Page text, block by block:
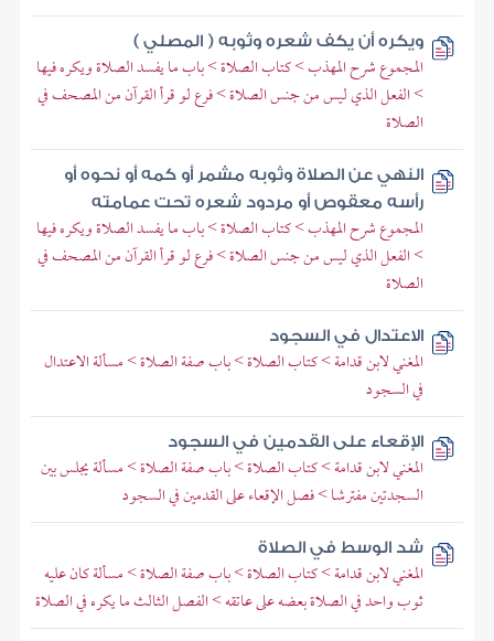
ويكره أن يكف شعره وثوبه ( المصلي )
المجموع شرح المهذب > كتاب الصلاة > باب ما يفسد الصلاة ويكره فيها
> الفعل الذي ليس من جنس الصلاة > فرع لو قرأ القرآن من المصحف في
الصلاة
النهي عن الصلاة وثوبه مشمر أو كمه أو نحوه أو
رأسه معقوص أو مردود شعره تحت عمامته
المجموع شرح المهذب > كتاب الصلاة > باب ما يفسد الصلاة ويكره فيها
> الفعل الذي ليس من جنس الصلاة > فرع لو قرأ القرآن من المصحف في
الصلاة
الاعتدال في السجود
المغني لابن قدامة > كتاب الصلاة > باب صفة الصلاة > مسألة الاعتدال
في السجود
الإقعاء على القدمين في السجود
المغني لابن قدامة > كتاب الصلاة > باب صفة الصلاة > مسألة يجلس بين
السجدتين مفترشا > فصل الإقعاء على القدمين في السجود
شد الوسط في الصلاة
المغني لابن قدامة > كتاب الصلاة > باب صفة الصلاة > مسألة كان عليه
ثوب واحد في الصلاة بعضه على عاتقه > الفصل الثالث ما يكره في الصلاة